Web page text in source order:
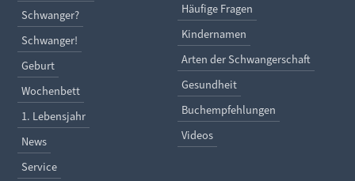
Schwanger?
Schwanger!
Geburt
Wochenbett
1. Lebensjahr
News
Service
Häufige Fragen
Kindernamen
Arten der Schwangerschaft
Gesundheit
Buchempfehlungen
Videos